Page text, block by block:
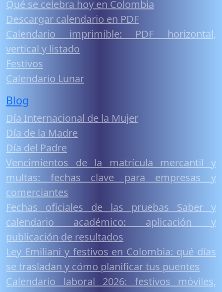
Qué se celebra hoy en Colombia
Descargar calendario en PDF
Calendario imprimible: PDF horizontal,
vertical y listado
Festivos
Calendario Lunar
Blog
Día Internacional de la Mujer
Día de la Madre
Día del Padre
Vencimientos de la matrícula mercantil y
multas: fechas clave para empresas y
comerciantes
Fechas oficiales de las pruebas Saber y
calendario académico: aplicación y
publicación de resultados
Ley Emiliani y festivos en Colombia: qué días
se trasladan y cómo planificar tus puentes
Calendario laboral 2026: festivos móviles,